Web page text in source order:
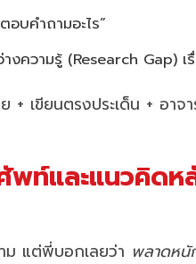
บคำถามอะไร”
างความรู้ (Research Gap) เ
+ เขียนตรงประเด็น + อาจ
พท์และแนวคิด
ม แต่พี่บอกเลยว่า พลาดหนั